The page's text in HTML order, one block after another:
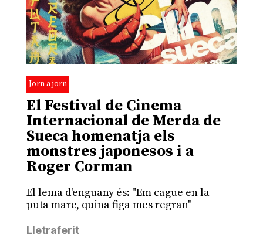
Jorn a jorn
El Festival de Cinema
Internacional de Merda de
Sueca homenatja els
monstres japonesos i a
Roger Corman
El lema d'enguany és: "Em cague en la
puta mare, quina figa mes regran"
Lletraferit